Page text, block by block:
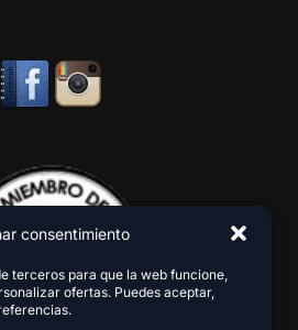
consentimiento
terceros para que la web funcione,
ofertas. Puedes aceptar,